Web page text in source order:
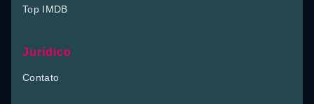
Top IMDB
Jurídico
Contato